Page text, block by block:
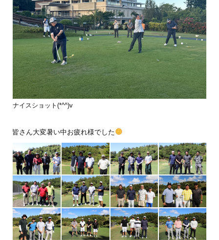
ナイスショット(*^^)v
皆さん大変暑い中お疲れ様でした